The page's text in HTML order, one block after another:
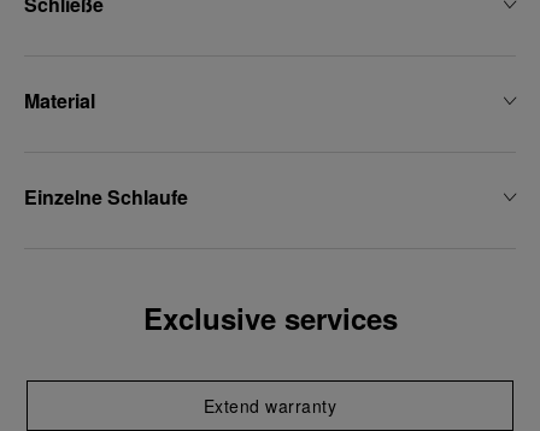
Material
Einzelne Schlaufe
Exclusive services
Extend warranty